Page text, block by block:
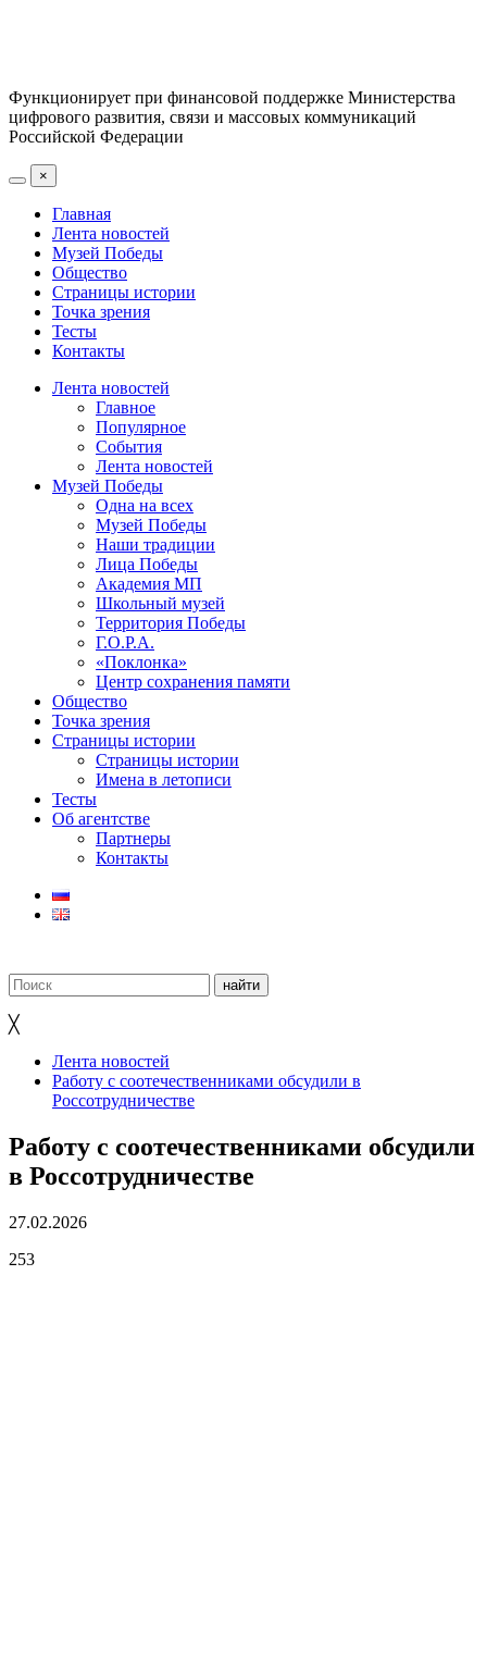
Функционирует при финансовой поддержке Министерства
цифрового развития, связи и массовых коммуникаций
Российской Федерации
×
Главная
Лента новостей
Музей Победы
Общество
Страницы истории
Точка зрения
Тесты
Контакты
Лента новостей
Главное
Популярное
События
Лента новостей
Музей Победы
Одна на всех
Музей Победы
Наши традиции
Лица Победы
Академия МП
Школьный музей
Территория Победы
Г.О.Р.А.
«Поклонка»
Центр сохранения памяти
Общество
Точка зрения
Страницы истории
Страницы истории
Имена в летописи
Тесты
Об агентстве
Партнеры
Контакты
╳
Лента новостей
Работу с соотечественниками обсудили в
Россотрудничестве
Работу с соотечественниками обсудили
в Россотрудничестве
27.02.2026
253